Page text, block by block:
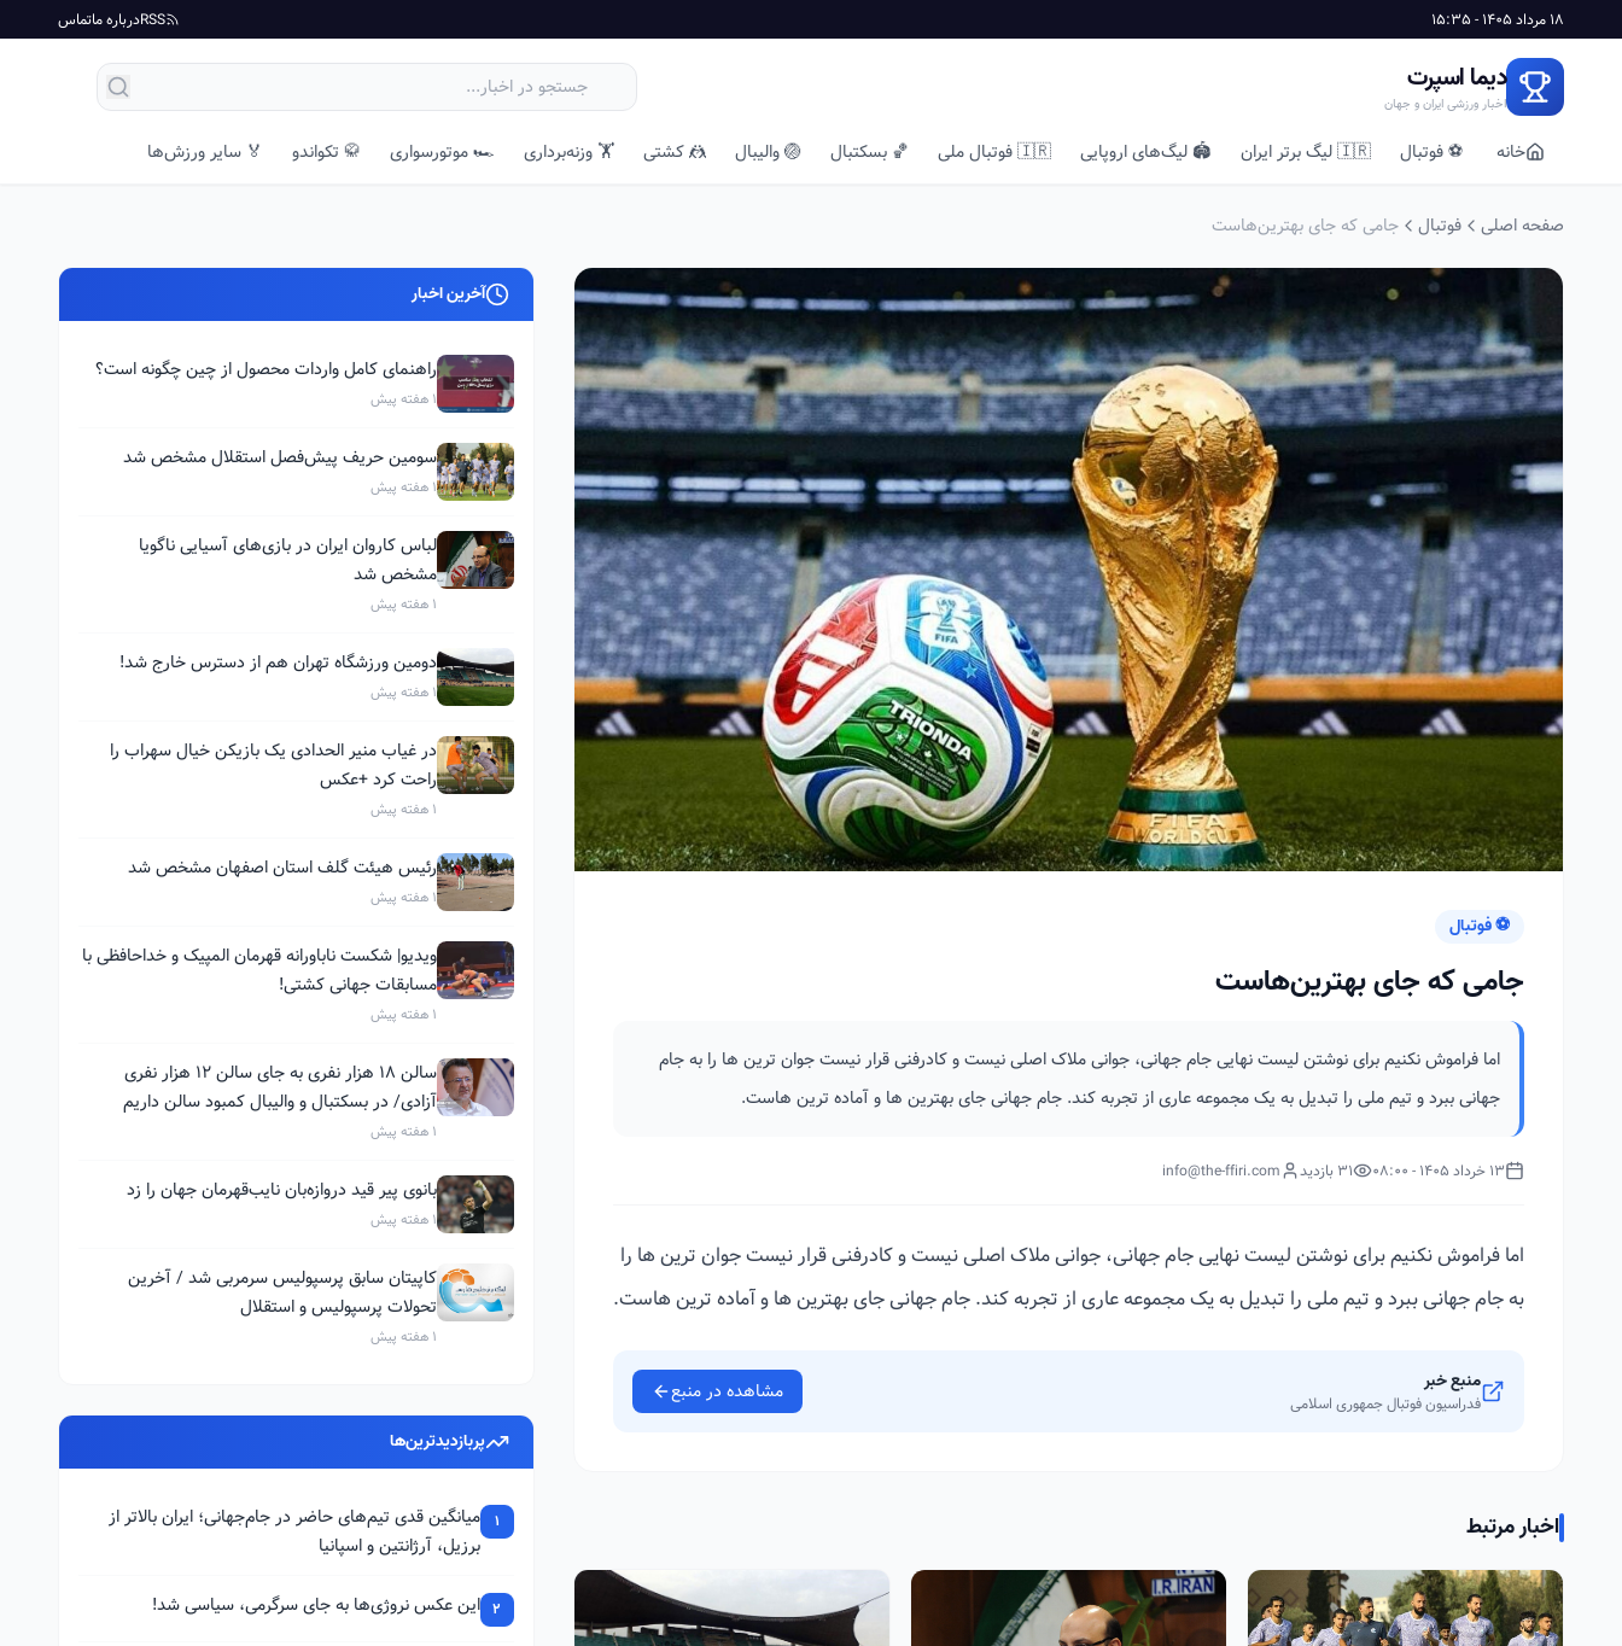
18 مرداد 1405 - 15:35 RSSدرباره ماتماس
دیما اسپرت
اخبار ورزشی ایران و جهان
خانه ⚽ فوتبال 🇮🇷 لیگ برتر ایران 🏟️ لیگ‌های اروپایی 🇮🇷 فوتبال ملی 🏀 بسکتبال 🏐 والیبال 🤼 کشتی 🏋️ وزنه‌برداری 🏎️ موتورسواری 🥋 تکواندو 🏅 سایر ورزش‌ها
صفحه اصلی فوتبال جامی که جای بهترین‌هاست
⚽ فوتبال
جامی که جای بهترین‌هاست
اما فراموش نکنیم برای نوشتن لیست نهایی جام جهانی، جوانی ملاک اصلی نیست و کادرفنی قرار نیست جوان ترین ها را به جام
جهانی ببرد و تیم ملی را تبدیل به یک مجموعه عاری از تجربه کند. جام جهانی جای بهترین ها و آماده ترین هاست.
13 خرداد 1405 - 08:00 31 بازدید info@the-ffiri.com
اما فراموش نکنیم برای نوشتن لیست نهایی جام جهانی، جوانی ملاک اصلی نیست و کادرفنی قرار نیست جوان ترین ها را
به جام جهانی ببرد و تیم ملی را تبدیل به یک مجموعه عاری از تجربه کند. جام جهانی جای بهترین ها و آماده ترین هاست.
منبع خبر
فدراسیون فوتبال جمهوری اسلامی مشاهده در منبع
اخبار مرتبط
آخرین اخبار
راهنمای کامل واردات محصول از چین چگونه است؟
1 هفته پیش
سومین حریف پیش‌فصل استقلال مشخص شد
1 هفته پیش
لباس کاروان ایران در بازی‌های آسیایی ناگویا
مشخص شد
1 هفته پیش
دومین ورزشگاه تهران هم از دسترس خارج شد!
1 هفته پیش
در غیاب منیر الحدادی یک بازیکن خیال سهراب را
راحت کرد +عکس
1 هفته پیش
رئیس هیئت گلف استان اصفهان مشخص شد
1 هفته پیش
ویدیو| شکست ناباورانه قهرمان المپیک و خداحافظی با
مسابقات جهانی کشتی!
1 هفته پیش
سالن ۱۸ هزار نفری به جای سالن ۱۲ هزار نفری
آزادی/ در بسکتبال و والیبال کمبود سالن داریم
1 هفته پیش
بانوی پیر قید دروازه‌بان نایب‌قهرمان جهان را زد
1 هفته پیش
کاپیتان سابق پرسپولیس سرمربی شد / آخرین
تحولات پرسپولیس و استقلال
1 هفته پیش
پربازدیدترین‌ها
1
میانگین قدی تیم‌های حاضر در جام‌جهانی؛ ایران بالاتر از
برزیل، آرژانتین و اسپانیا
2 این عکس نروژی‌ها به جای سرگرمی، سیاسی شد!